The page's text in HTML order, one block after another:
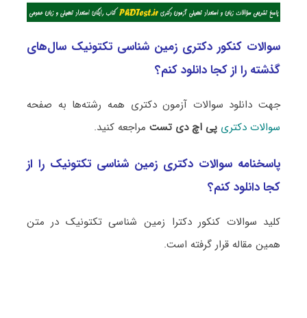
سوالات کنکور دکتری زمین شناسی تکتونیک سال‌های
گذشته را از کجا دانلود کنم؟
جهت دانلود سوالات آزمون دکتری همه رشته‌ها به صفحه
سوالات دکتری پی اچ دی تستمراجعه کنید.
پاسخنامه سوالات دکتری زمین شناسی تکتونیک را از
کجا دانلود کنم؟
کلید سوالات کنکور دکترا زمین شناسی تکتونیک در متن
همین مقاله قرار گرفته است.